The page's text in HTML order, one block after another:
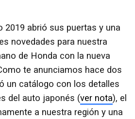
2019 abrió sus puertas y una
novedades para nuestra
de Honda con la nueva
te anunciamos hace dos
un catálogo con los detalles
del auto japonés (ver nota), el
a nuestra región y una